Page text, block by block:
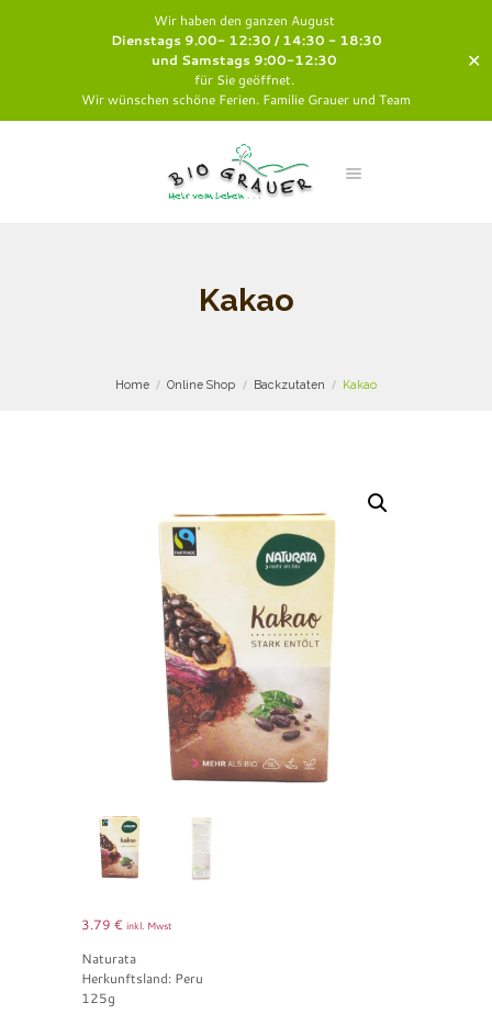
Wir haben den ganzen August
Dienstags 9.00- 12:30 / 14:30 - 18:30
und Samstags 9:00-12:30
für Sie geöffnet.
Wir wünschen schöne Ferien. Familie Grauer und Team
✕
Kakao
Home Online Shop Backzutaten Kakao
3.79 € inkl. Mwst
Naturata
Herkunftsland: Peru
125g